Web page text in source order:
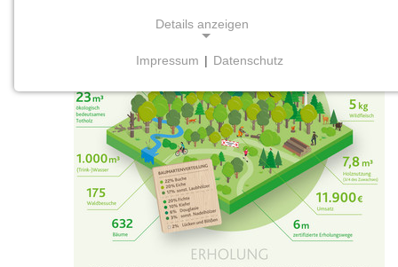
Details anzeigen
Notwendige Cookies ermöglichen grundlegende
Funktionen und sind für die einwandfreie Funktion
der Website erforderlich.
Einverständnis-Cookie
cookie_consent
Impressum | Datenschutz